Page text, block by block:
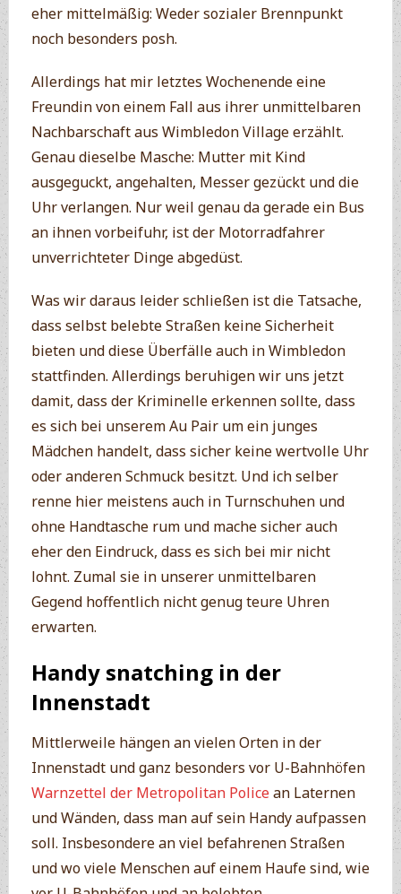
eher mittelmäßig: Weder sozialer Brennpunkt
noch besonders posh.
Allerdings hat mir letztes Wochenende eine
Freundin von einem Fall aus ihrer unmittelbaren
Nachbarschaft aus Wimbledon Village erzählt.
Genau dieselbe Masche: Mutter mit Kind
ausgeguckt, angehalten, Messer gezückt und die
Uhr verlangen. Nur weil genau da gerade ein Bus
an ihnen vorbeifuhr, ist der Motorradfahrer
unverrichteter Dinge abgedüst.
Was wir daraus leider schließen ist die Tatsache,
dass selbst belebte Straßen keine Sicherheit
bieten und diese Überfälle auch in Wimbledon
stattfinden. Allerdings beruhigen wir uns jetzt
damit, dass der Kriminelle erkennen sollte, dass
es sich bei unserem Au Pair um ein junges
Mädchen handelt, dass sicher keine wertvolle Uhr
oder anderen Schmuck besitzt. Und ich selber
renne hier meistens auch in Turnschuhen und
ohne Handtasche rum und mache sicher auch
eher den Eindruck, dass es sich bei mir nicht
lohnt. Zumal sie in unserer unmittelbaren
Gegend hoffentlich nicht genug teure Uhren
erwarten.
Handy snatching in der
Innenstadt
Mittlerweile hängen an vielen Orten in der
Innenstadt und ganz besonders vor U-Bahnhöfen
Warnzettel der Metropolitan Policean Laternen
und Wänden, dass man auf sein Handy aufpassen
soll. Insbesondere an viel befahrenen Straßen
und wo viele Menschen auf einem Haufe sind, wie